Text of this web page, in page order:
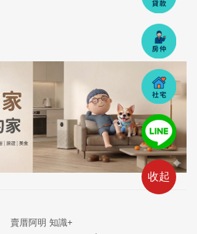
收起
賣厝阿明 知識+